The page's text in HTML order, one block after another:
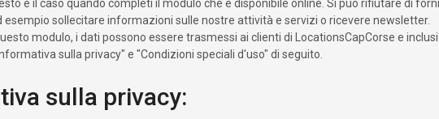
è il caso quando completi il ​​modulo che è disponibile online. Si può rifiutare di
esempio sollecitare informazioni sulle nostre attività e servizi o ricevere newsletter.
modulo, i dati possono essere trasmessi ai clienti di LocationsCapCorse e
sulla privacy" e "Condizioni speciali d'uso" di seguito.
sulla privacy: